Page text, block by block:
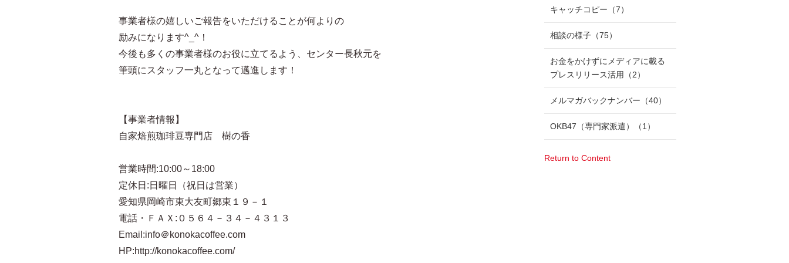
事業者様の嬉しいご報告をいただけることが何よりの
励みになります^_^！
今後も多くの事業者様のお役に立てるよう、センター長秋元を
筆頭にスタッフ一丸となって邁進します！
【事業者情報】
自家焙煎珈琲豆専門店 樹の香
営業時間:10:00～18:00
定休日:日曜日（祝日は営業）
愛知県岡崎市東大友町郷東１９－１
電話・ＦＡＸ:０５６４－３４－４３１３
Email:info＠konokacoffee.com
HP:http://konokacoffee.com/
キャッチコピー （7）
相談の様子 （75）
お金をかけずにメディアに載る
プレスリリース活用
（2）
メルマガバックナンバー （40）
OKB47（専門家派遣） （1）
Return to Content